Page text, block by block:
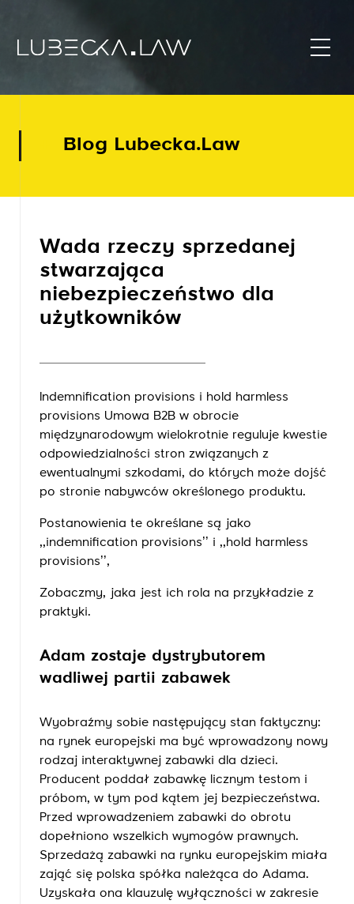
Blog Lubecka.Law
Wada rzeczy sprzedanej
stwarzająca
niebezpieczeństwo dla
użytkowników
Indemnification provisions i hold harmless
provisions Umowa B2B w obrocie
międzynarodowym wielokrotnie reguluje kwestie
odpowiedzialności stron związanych z
ewentualnymi szkodami, do których może dojść
po stronie nabywców określonego produktu.
Postanowienia te określane są jako
,,indemnification provisions’’ i ,,hold harmless
provisions’’,
Zobaczmy, jaka jest ich rola na przykładzie z
praktyki.
Adam zostaje dystrybutorem
wadliwej partii zabawek
Wyobraźmy sobie następujący stan faktyczny:
na rynek europejski ma być wprowadzony nowy
rodzaj interaktywnej zabawki dla dzieci.
Producent poddał zabawkę licznym testom i
próbom, w tym pod kątem jej bezpieczeństwa.
Przed wprowadzeniem zabawki do obrotu
dopełniono wszelkich wymogów prawnych.
Sprzedażą zabawki na rynku europejskim miała
zająć się polska spółka należąca do Adama.
Uzyskała ona klauzulę wyłączności w zakresie